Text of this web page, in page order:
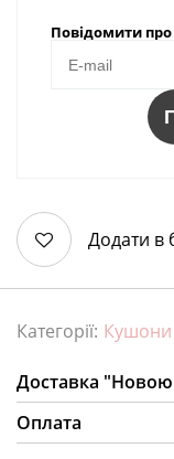
Повідомити про
Додати в
Категорії: Кушони
Доставка
Оплата